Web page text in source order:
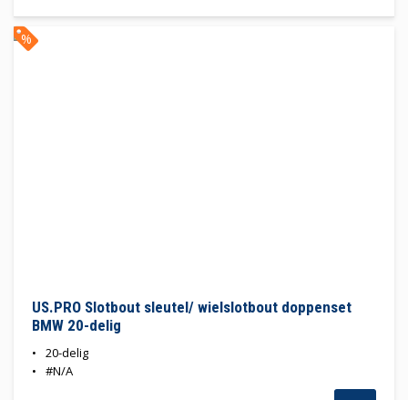
US.PRO Slotbout sleutel/ wielslotbout doppenset
BMW 20-delig
20-delig
#N/A
%